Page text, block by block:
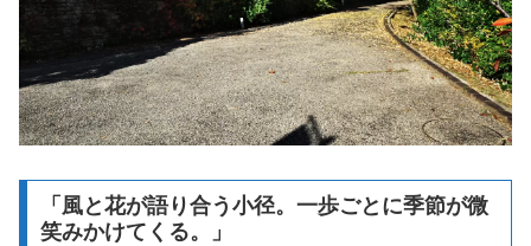
「風と花が語り合う小径。一歩ごとに季節が微
笑みかけてくる。」